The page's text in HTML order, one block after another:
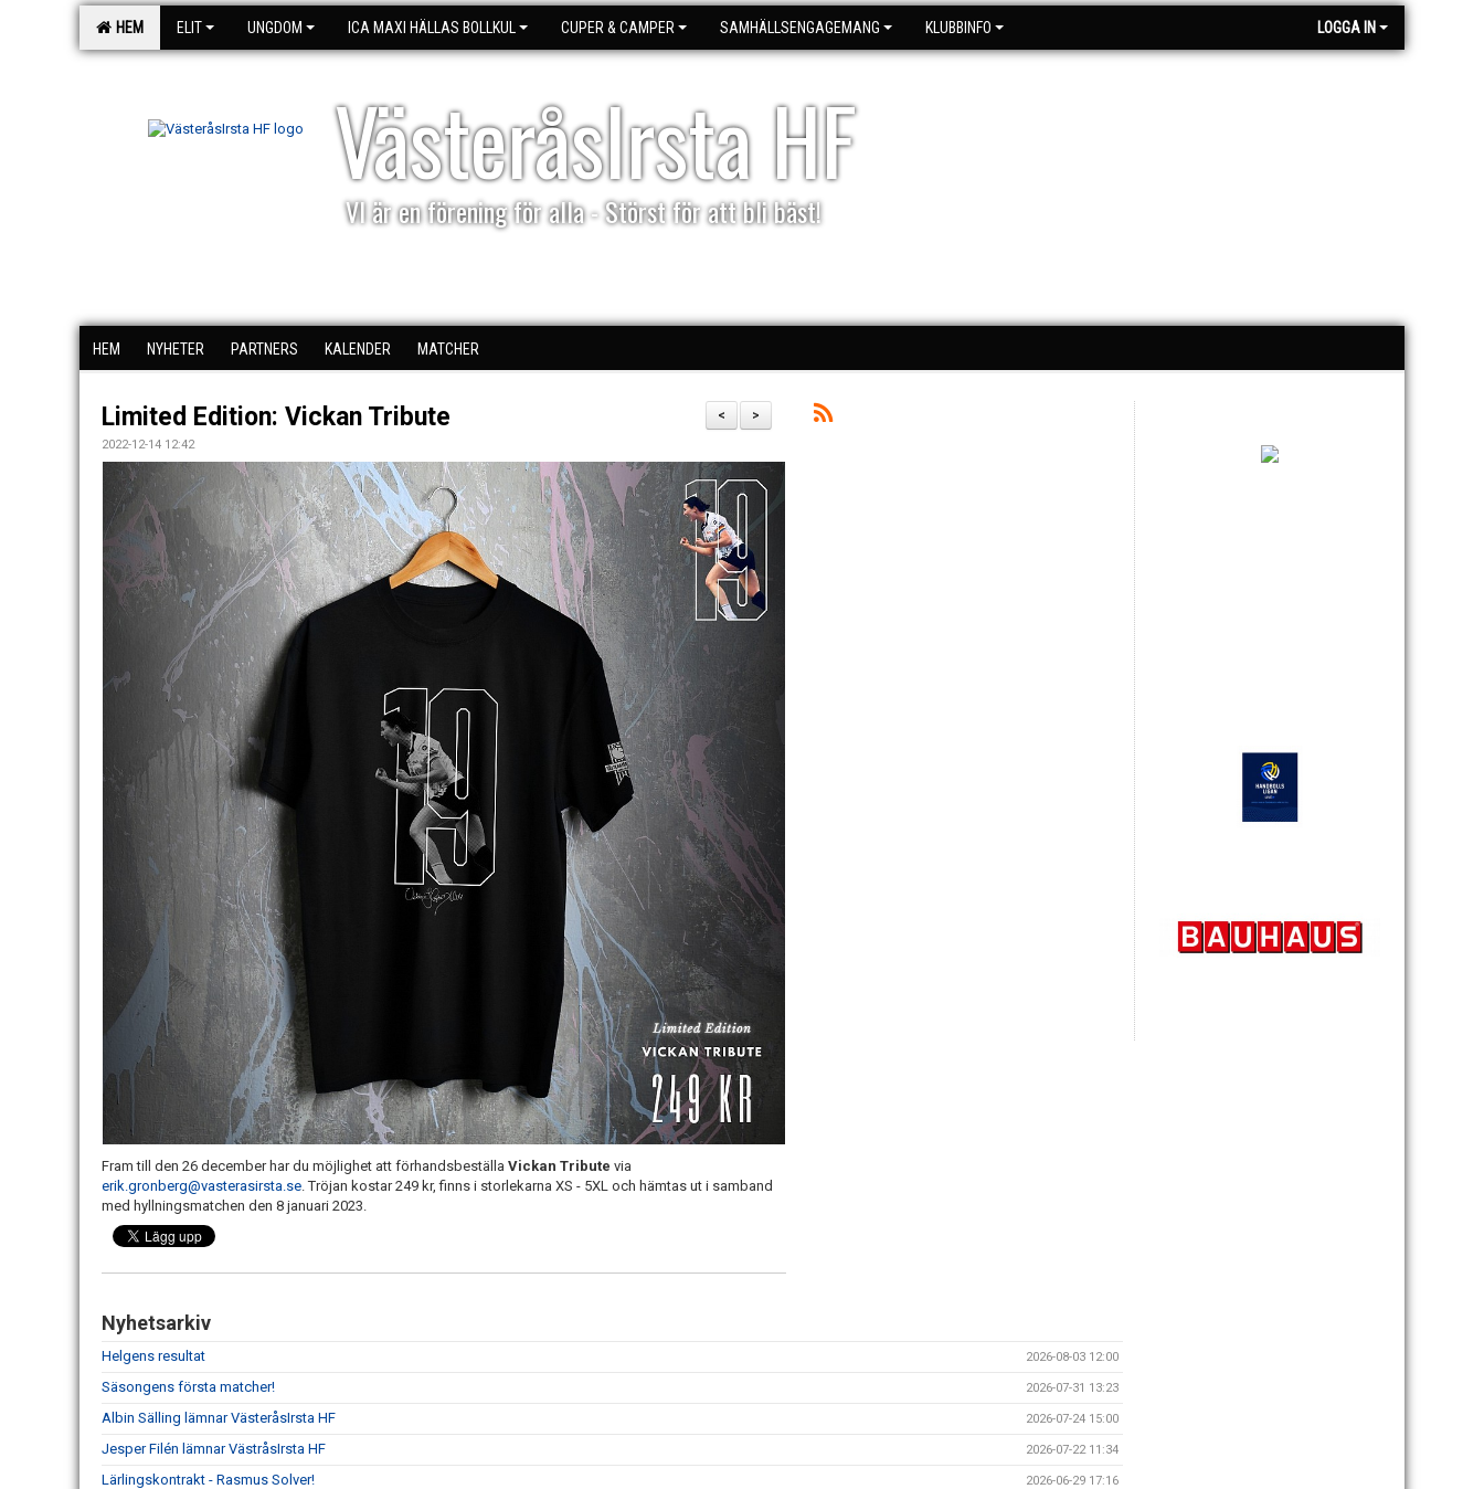
HEM ELIT UNGDOM ICA MAXI HÄLLAS BOLLKUL CUPER & CAMPER SAMHÄLLSENGAGEMANG KLUBBINFO LOGGA IN
VästeråsIrsta HF
VI är en förening för alla - Störst för att bli bäst!
HEM NYHETER PARTNERS KALENDER MATCHER
>
<
Limited Edition: Vickan Tribute
2022-12-14 12:42
Fram till den 26 december har du möjlighet att förhandsbeställa Vickan Tribute via
erik.gronberg@vasterasirsta.se . Tröjan kostar 249 kr, finns i storlekarna XS - 5XL och hämtas ut i samband
med hyllningsmatchen den 8 januari 2023.
Nyhetsarkiv
Helgens resultat 2026-08-03 12:00
Säsongens första matcher! 2026-07-31 13:23
Albin Sälling lämnar VästeråsIrsta HF 2026-07-24 15:00
Jesper Filén lämnar VästråsIrsta HF 2026-07-22 11:34
Lärlingskontrakt - Rasmus Solver! 2026-06-29 17:16